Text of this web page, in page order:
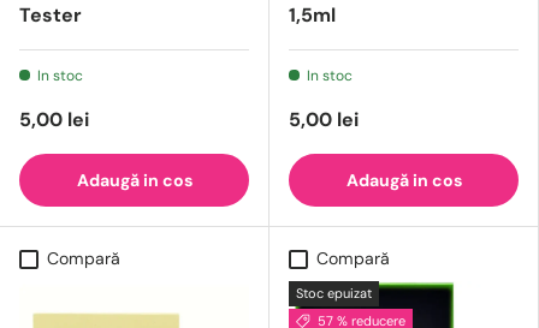
Tester
In stoc
5,00 lei
Adaugă in cos
1,5ml
In stoc
5,00 lei
Adaugă in cos
Compară Compară
Stoc epuizat
57 % reducere